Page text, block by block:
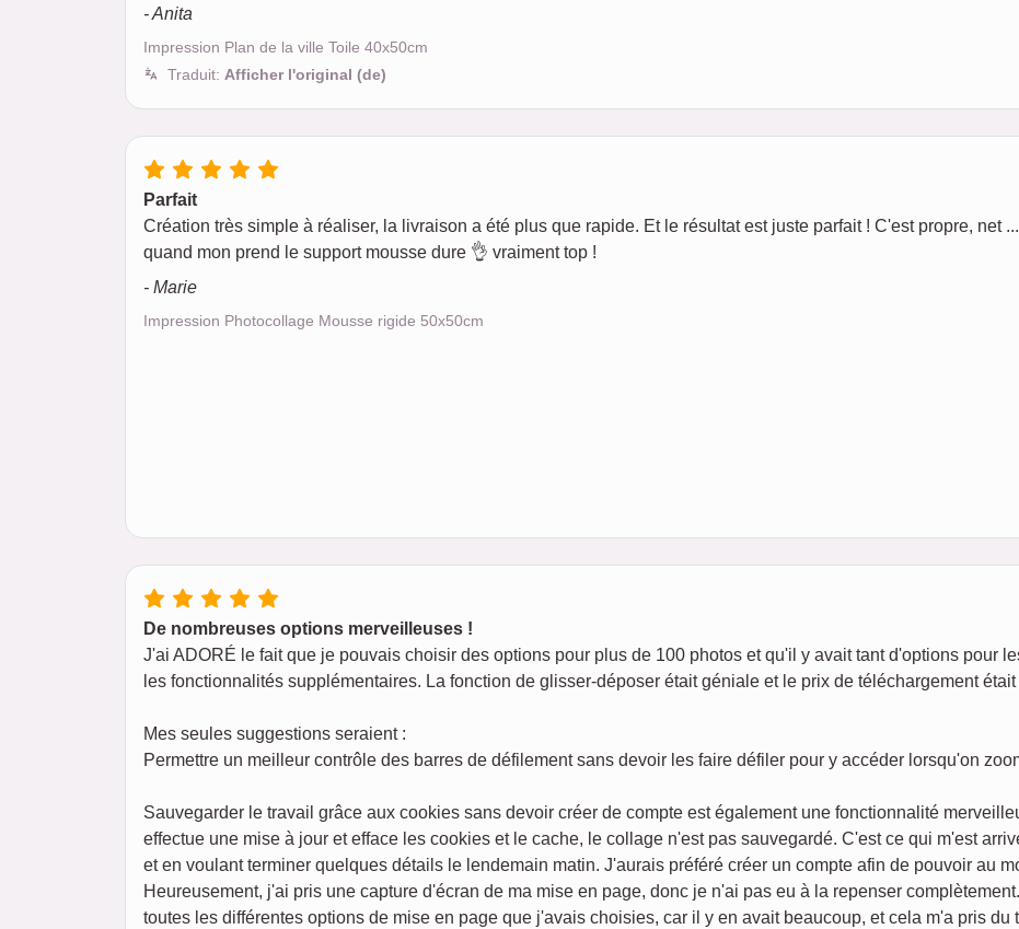
- Anita
Impression Plan de la ville Toile 40x50cm
Traduit: Afficher l'original (de)
Parfait
Création très simple à réaliser, la livraison a été plus que rapide. Et le résultat est juste parfait ! C'est propre, net
quand mon prend le support mousse dure 👌 vraiment top !
- Marie
Impression Photocollage Mousse rigide 50x50cm
De nombreuses options merveilleuses !
J'ai ADORÉ le fait que je pouvais choisir des options pour plus de 100 photos et qu'il y avait tant d'options pour
les fonctionnalités supplémentaires. La fonction de glisser-déposer était géniale et le prix de téléchargement
Mes seules suggestions seraient :
Permettre un meilleur contrôle des barres de défilement sans devoir les faire défiler pour y accéder lorsqu'on
Sauvegarder le travail grâce aux cookies sans devoir créer de compte est également une fonctionnalité
effectue une mise à jour et efface les cookies et le cache, le collage n'est pas sauvegardé. C'est ce qui m'est
et en voulant terminer quelques détails le lendemain matin. J'aurais préféré créer un compte afin de pouvoir au
Heureusement, j'ai pris une capture d'écran de ma mise en page, donc je n'ai pas eu à la repenser
toutes les différentes options de mise en page que j'avais choisies, car il y en avait beaucoup, et cela m'a pris du